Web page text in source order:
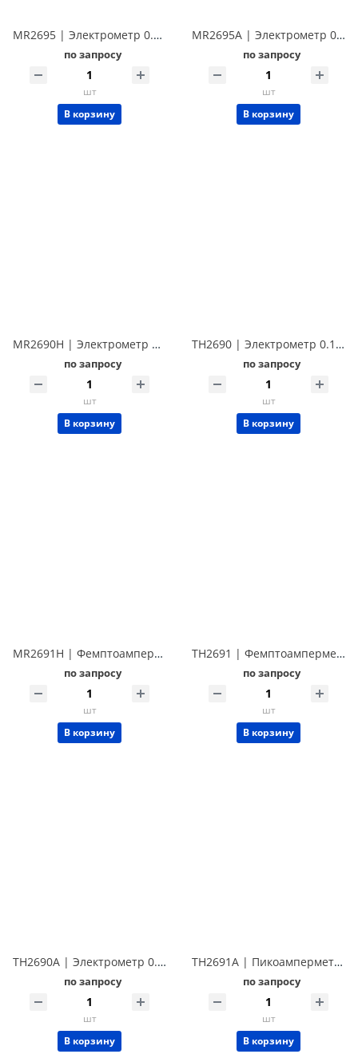
MR2695 | Электрометр 0.01 фА/3000 В Techmize MR2695 (Tonghui TH2695)
по запросу
шт
В корзину
MR2695A | Электрометр 0.01 фА/1500 В Techmize MR2695A (Tonghui TH2695A)
по запросу
шт
В корзину
MR2690H | Электрометр 0.01 фА/1000 В Techmize MR2690H (Tonghui TH2690H)
по запросу
шт
В корзину
TH2690 | Электрометр 0.1 фА/1000 В Techmize TH2690
по запросу
шт
В корзину
MR2691H | Фемптоамперметр 0.01 фА Techmize MR2691H (Tonghui TH2691H)
по запросу
шт
В корзину
TH2691 | Фемптоамперметр 0.1 фА Techmize TH2691
по запросу
шт
В корзину
TH2690A | Электрометр 0.01 пА/1000 В Techmize TH2690A
по запросу
шт
В корзину
TH2691A | Пикоамперметр 0.01 пА Techmize TH2691A
по запросу
шт
В корзину